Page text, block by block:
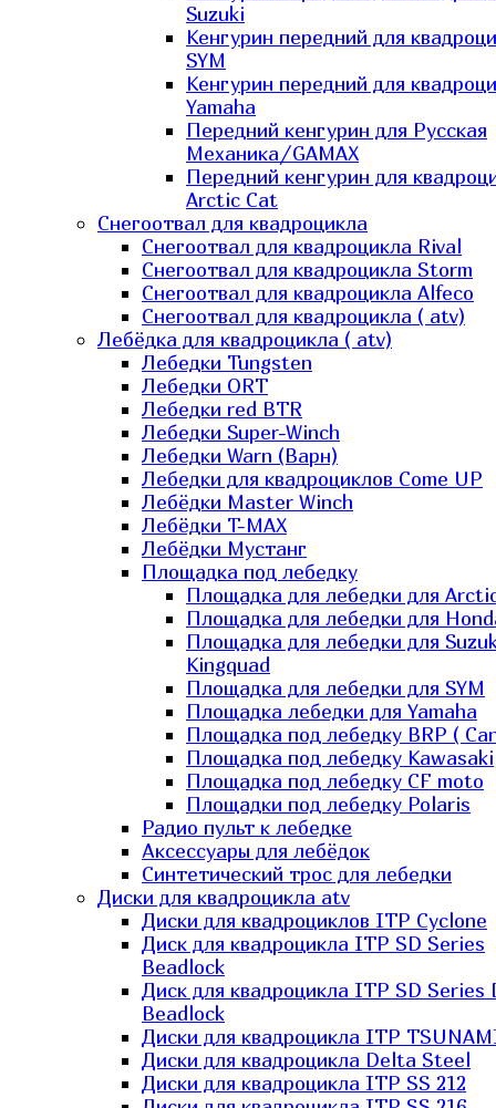
Suzuki
Кенгурин передний для
SYM
Кенгурин передний для
Yamaha
Передний кенгурин для Русская
Механика/GAMAX
Передний кенгурин для
Arctic Cat
Снегоотвал для квадроцикла
Снегоотвал для квадроцикла Rival
Снегоотвал для квадроцикла Storm
Снегоотвал для квадроцикла Alfeco
Снегоотвал для квадроцикла ( atv)
Лебёдка для квадроцикла ( atv)
Лебедки Tungsten
Лебедки ORT
Лебедки red BTR
Лебедки Super-Winch
Лебедки Warn (Варн)
Лебедки для квадроциклов Come UP
Лебёдки Master Winch
Лебёдки T-MAX
Лебёдки Мустанг
Площадка под лебедку
Площадка для лебедки для
Площадка для лебедки для
Площадка для лебедки для
Kingquad
Площадка для лебедки для SYM
Площадка лебедки для Yamaha
Площадка под лебедку BRP (
Площадка под лебедку Kawasaki
Площадка под лебедку СF moto
Площадки под лебедку Polaris
Радио пульт к лебедке
Аксессуары для лебёдок
Синтетический трос для лебедки
Диски для квадроцикла atv
Диски для квадроциклов ITP Cyclone
Диск для квадроцикла ITP SD Series
Beadlock
Диск для квадроцикла ITP SD Series
Beadlock
Диски для квадроцикла ITP
Диски для квадроцикла Delta Steel
Диски для квадроцикла ITP SS 212